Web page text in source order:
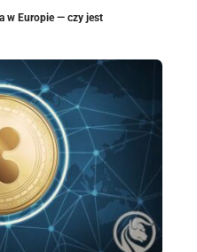
w Europie — czy jest